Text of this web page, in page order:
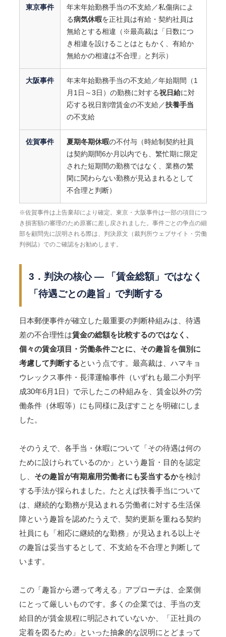
東京事件
年末年始勤務手当の不支給／私傷病によ
る病気休暇を正社員は有給・契約社員は
無給とする相違（※最高裁は「日数につ
き相違を設けることはともかく、有給か
無給かの相違は不合理」と判示）
大阪事件
年末年始勤務手当の不支給／年始期間（1
月1日～3日）の勤務に対する祝日給に対
応する祝日割増賃金の不支給／扶養手当
の不支給
佐賀事件 夏期冬期休暇の不付与（時給制契約社員
は契約期間6か月以内でも、繁忙期に限定
された短期間の勤務ではなく、業務の繁
閑に関わらない勤務が見込まれるとして
不合理と判断）
※佐賀事件は上告棄却により確定。東京・大阪事件は一部の項目につ
き損害額の審理のため原審に差し戻されました。事件ごとの争点の細
部を顧問先に説明される際は、判決原文（裁判所ウェブサイト・労働
判例誌）でのご確認をお勧めします。
3．判決の核心 ― 「賃金総額」ではなく
「待遇ごとの趣旨」で判断する
日本郵便事件が確立した最重要の判断枠組みは、待遇
差の不合理性は賃金の総額を比較するのではなく、
個々の賃金項目・労働条件ごとに、その趣旨を個別に
考慮して判断するという点です。最高裁は、ハマキョ
ウレックス事件・長澤運輸事件（いずれも最二小判平
成30年6月1日）で示したこの枠組みを、賃金以外の労
働条件（休暇等）にも同様に及ぼすことを明確にしま
した。
そのうえで、各手当・休暇について「その待遇は何の
ために設けられているのか」という趣旨・目的を認定
し、 その趣旨が有期雇用労働者にも妥当するかを検討
する手法が採られました。たとえば扶養手当について
は、継続的な勤務が見込まれる労働者に対する生活保
障という趣旨を認めたうえで、契約更新を重ねる契約
社員にも「相応に継続的な勤務」が見込まれる以上そ
の趣旨は妥当するとして、不支給を不合理と判断して
います。
この「趣旨から遡って考える」アプローチは、企業側
にとって厳しいものです。多くの企業では、手当の支
給目的が賃金規程に明記されていないか、「正社員の
定着を図るため」といった抽象的な説明にとどまって